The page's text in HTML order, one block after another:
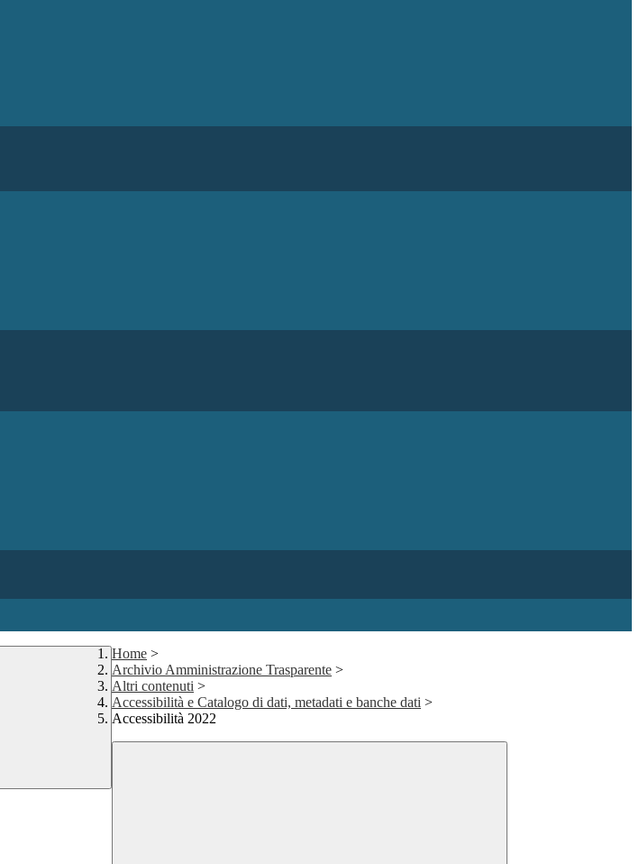
Home >
Archivio Amministrazione Trasparente >
Altri contenuti >
Accessibilità e Catalogo di dati, metadati e banche dati >
Accessibilità 2022